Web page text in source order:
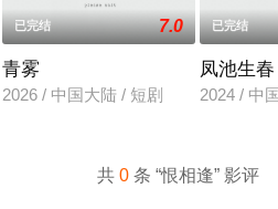
已完结 7.0
青雾
2026 / 中国大陆 / 短剧
已完结
凤池生春
2024 / 中
共0 条 “恨相逢” 影评